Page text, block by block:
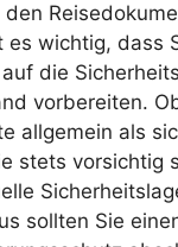
es wichtig, dass
die
vorbereiten.
allgemein als
stets vorsichtig
sollten Sie